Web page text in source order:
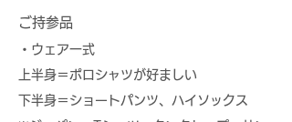
ご持参品
・ウェア一式
上半身＝ポロシャツが好ましい
下半身＝ショートパンツ、ハイソックス